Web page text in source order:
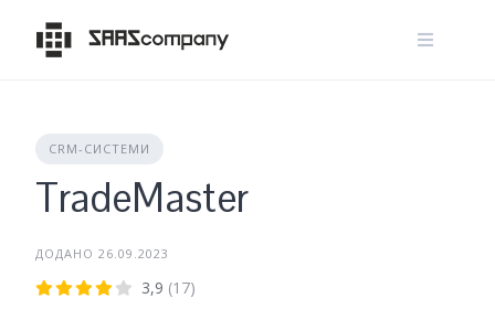
content
CRM-СИСТЕМИ
TradeMaster
ДОДАНО 26.09.2023
3,9 (17)